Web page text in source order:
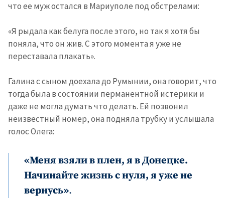
что ее муж остался в Мариуполе под обстрелами:
«Я рыдала как белуга после этого, но так я хотя бы
поняла, что он жив. С этого момента я уже не
переставала плакать».
Галина с сыном доехала до Румынии, она говорит, что
тогда была в состоянии перманентной истерики и
даже не могла думать что делать. Ей позвонил
неизвестный номер, она подняла трубку и услышала
голос Олега:
«Меня взяли в плен, я в Донецке.
Начинайте жизнь с нуля, я уже не
вернусь».
Я прочитал(а) и согласен(на)
конфиденциальности.